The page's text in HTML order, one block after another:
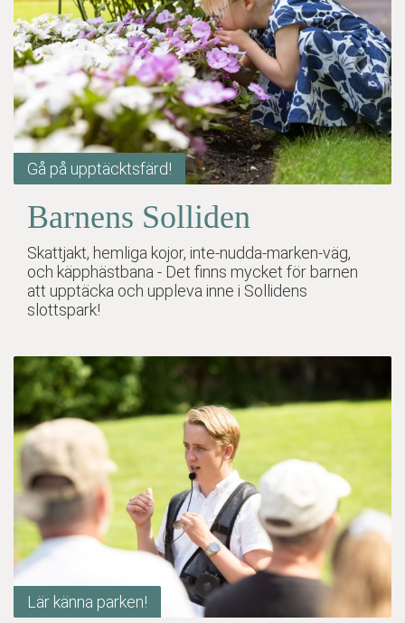
Gå på upptäcktsfärd!
Barnens Solliden
Skattjakt, hemliga kojor, inte-nudda-marken-väg,
och käpphästbana - Det finns mycket för barnen
att upptäcka och uppleva inne i Sollidens
slottspark!
Lär känna parken!